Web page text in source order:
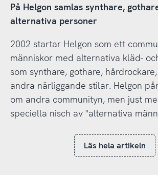
På Helgon samlas synthare,
alternativa personer
2002 startar Helgon som ett
människor med alternativa kläd-
som synthare, gothare,
andra närliggande stilar. Helgon
om andra communityn, men just
speciella nisch av "alternativa
Läs hela artikeln